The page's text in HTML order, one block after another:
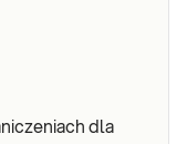
dla